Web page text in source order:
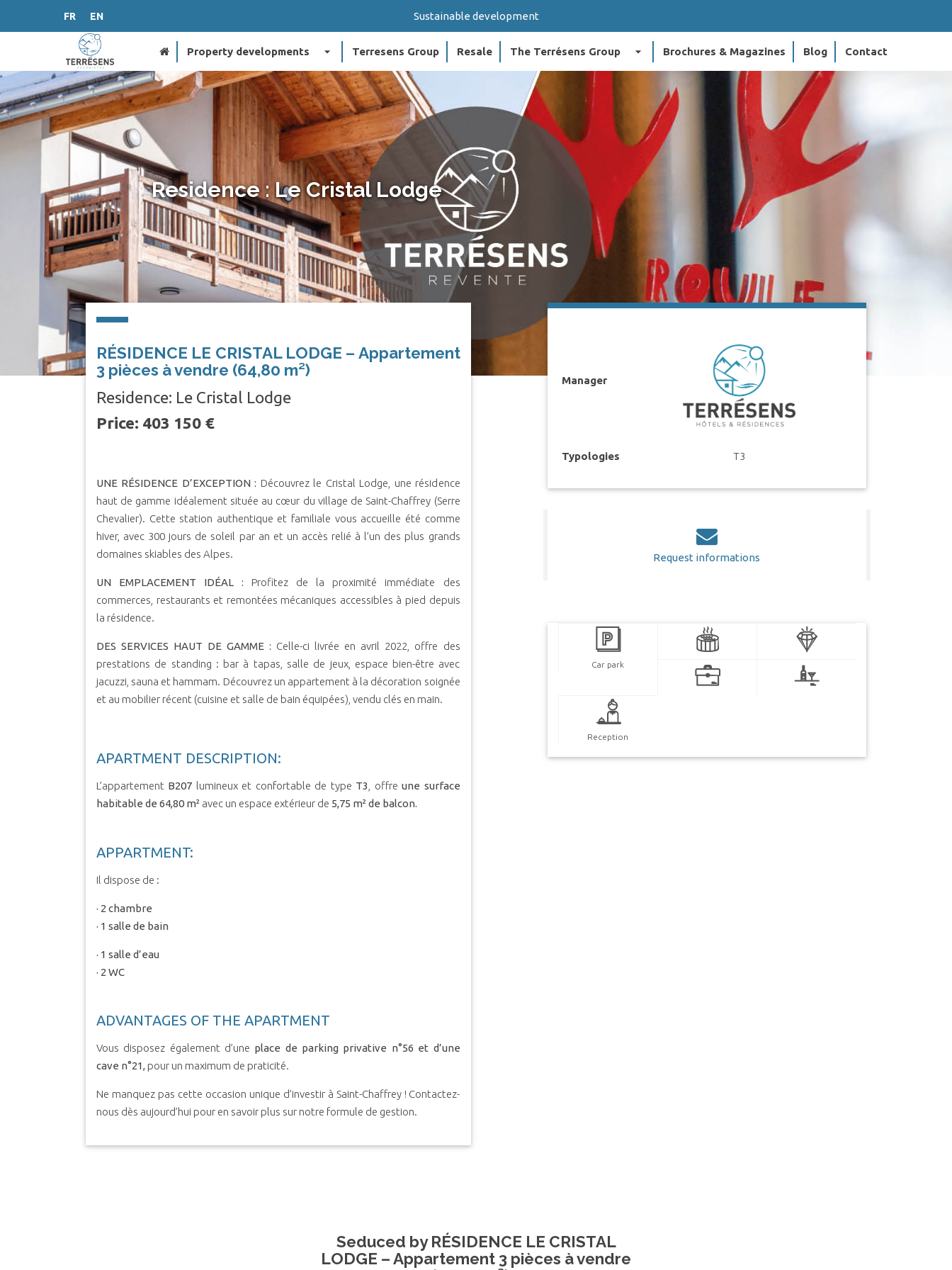
FR EN Sustainable development
Property developments arrow_drop_down Terresens Group Resale The Terrésens Group arrow_drop_down Brochures & Magazines Blog Contact
Residence : Le Cristal Lodge
RÉSIDENCE LE CRISTAL LODGE – Appartement
3 pièces à vendre (64,80 m²)
Residence: Le Cristal Lodge
Price: 403 150 €
UNE RÉSIDENCE D’EXCEPTION : Découvrez le Cristal Lodge, une résidence
haut de gamme idéalement située au cœur du village de Saint-Chaffrey (Serre
Chevalier). Cette station authentique et familiale vous accueille été comme
hiver, avec 300 jours de soleil par an et un accès relié à l’un des plus grands
domaines skiables des Alpes.
UN EMPLACEMENT IDÉAL : Profitez de la proximité immédiate des
commerces, restaurants et remontées mécaniques accessibles à pied depuis
la résidence.
DES SERVICES HAUT DE GAMME : Celle-ci livrée en avril 2022, offre des
prestations de standing : bar à tapas, salle de jeux, espace bien-être avec
jacuzzi, sauna et hammam. Découvrez un appartement à la décoration soignée
et au mobilier récent (cuisine et salle de bain équipées), vendu clés en main.
APARTMENT DESCRIPTION:
L’appartement B207 lumineux et confortable de type T3 , offreune surface
habitable de 64,80 m²avec un espace extérieur de 5,75 m² de balcon.
APPARTMENT:
Il dispose de :
· 2 chambre
· 1 salle de bain
· 1 salle d’eau
· 2 WC
ADVANTAGES OF THE APARTMENT
Vous disposez également d’une place de parking privative n°56 et d’une
cave n°21,pour un maximum de praticité.
Ne manquez pas cette occasion unique d’investir à Saint-Chaffrey ! Contactez-
nous dès aujourd’hui pour en savoir plus sur notre formule de gestion.
Manager
Typologies T3
Request informations
Car park
Reception
Seduced by RÉSIDENCE LE CRISTAL
LODGE – Appartement 3 pièces à vendre